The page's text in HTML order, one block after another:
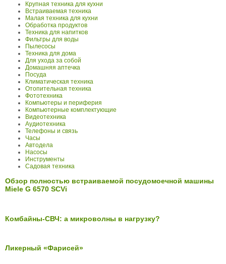
Крупная техника для кухни
Встраиваемая техника
Малая техника для кухни
Обработка продуктов
Техника для напитков
Фильтры для воды
Пылесосы
Техника для дома
Для ухода за собой
Домашняя аптечка
Посуда
Климатическая техника
Отопительная техника
Фототехника
Компьютеры и периферия
Компьютерные комплектующие
Видеотехника
Аудиотехника
Телефоны и связь
Часы
Автодела
Насосы
Инструменты
Садовая техника
Обзор полностью встраиваемой посудомоечной машины
Miele G 6570 SCVi
Комбайны-СВЧ: а микроволны в нагрузку?
Ликерный «Фарисей»